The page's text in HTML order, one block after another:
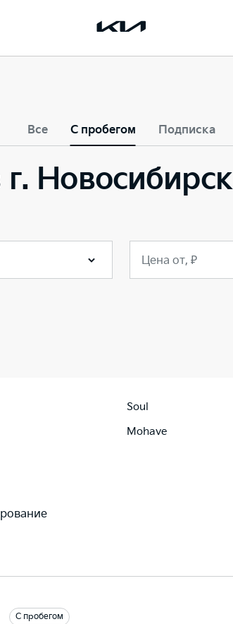
Все
С пробегом Подписка
Новосибирск
Цена от, ₽
Soul
Mohave
С пробегом